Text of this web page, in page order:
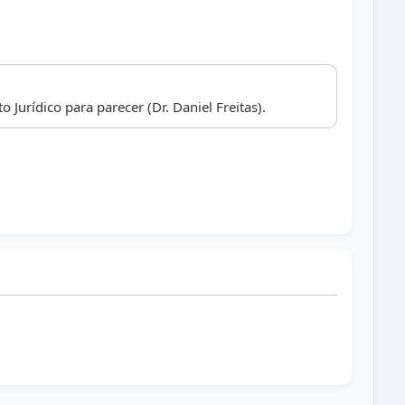
Jurídico para parecer (Dr. Daniel Freitas).